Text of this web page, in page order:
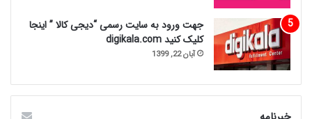
جهت ورود به سایت رسمی “دیجی کالا ” اینجا
کلیک کنید digikala.com
آبان 22, 1399